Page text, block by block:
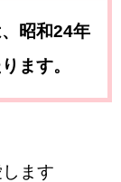
昭和24年
ます。
ます